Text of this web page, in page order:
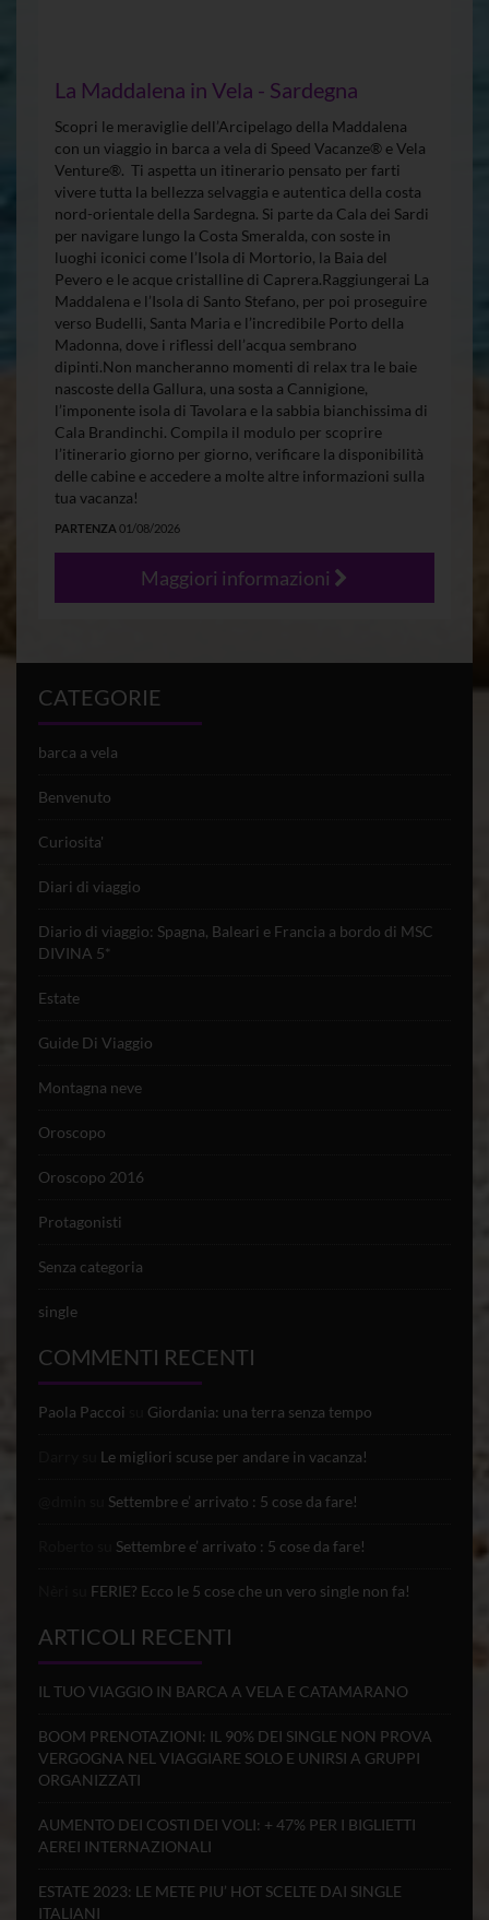
La Maddalena in Vela - Sardegna
Scopri le meraviglie dell’Arcipelago della Maddalena
con un viaggio in barca a vela di Speed Vacanze® e Vela
Venture®. Ti aspetta un itinerario pensato per farti
vivere tutta la bellezza selvaggia e autentica della costa
nord-orientale della Sardegna. Si parte da Cala dei Sardi
per navigare lungo la Costa Smeralda, con soste in
luoghi iconici come l’Isola di Mortorio, la Baia del
Pevero e le acque cristalline di Caprera.Raggiungerai La
Maddalena e l’Isola di Santo Stefano, per poi proseguire
verso Budelli, Santa Maria e l’incredibile Porto della
Madonna, dove i riflessi dell’acqua sembrano
dipinti.Non mancheranno momenti di relax tra le baie
nascoste della Gallura, una sosta a Cannigione,
l’imponente isola di Tavolara e la sabbia bianchissima di
Cala Brandinchi. Compila il modulo per scoprire
l’itinerario giorno per giorno, verificare la disponibilità
delle cabine e accedere a molte altre informazioni sulla
tua vacanza!
PARTENZA 01/08/2026
Maggiori informazioni
CATEGORIE
barca a vela
Benvenuto
Curiosita'
Diari di viaggio
Diario di viaggio: Spagna, Baleari e Francia a bordo di MSC
DIVINA 5*
Estate
Guide Di Viaggio
Montagna neve
Oroscopo
Oroscopo 2016
Protagonisti
Senza categoria
single
COMMENTI RECENTI
Paola Paccoi Giordania: una terra senza tempo
Le migliori scuse per andare in vacanza!
Settembre e’ arrivato : 5 cose da fare!
Settembre e’ arrivato : 5 cose da fare!
FERIE? Ecco le 5 cose che un vero single non fa!
ARTICOLI RECENTI
IL TUO VIAGGIO IN BARCA A VELA E CATAMARANO
BOOM PRENOTAZIONI: IL 90% DEI SINGLE NON PROVA
VERGOGNA NEL VIAGGIARE SOLO E UNIRSI A GRUPPI
ORGANIZZATI
AUMENTO DEI COSTI DEI VOLI: + 47% PER I BIGLIETTI
AEREI INTERNAZIONALI
ESTATE 2023: LE METE PIU’ HOT SCELTE DAI SINGLE
ITALIANI